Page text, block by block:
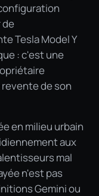
de
Tesla Model Y
: c'est une
de son
en milieu urbain
aux
mal
n'est pas
Gemini ou